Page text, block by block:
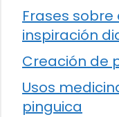
Frases sobre
inspiración
Creación de
Usos
pinguica